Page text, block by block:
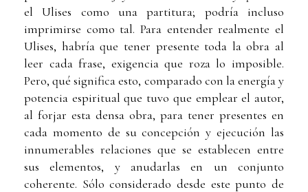
el Ulises como una partitura; podría incluso
imprimirse como tal. Para entender realmente el
Ulises, habría que tener presente toda la obra al
leer cada frase, exigencia que roza lo imposible.
Pero, qué significa esto, comparado con la energía y
potencia espiritual que tuvo que emplear el autor,
al forjar esta densa obra, para tener presentes en
cada momento de su concepción y ejecución las
innumerables relaciones que se establecen entre
sus elementos, y anudarlas en un conjunto
coherente. Sólo considerado desde este punto de